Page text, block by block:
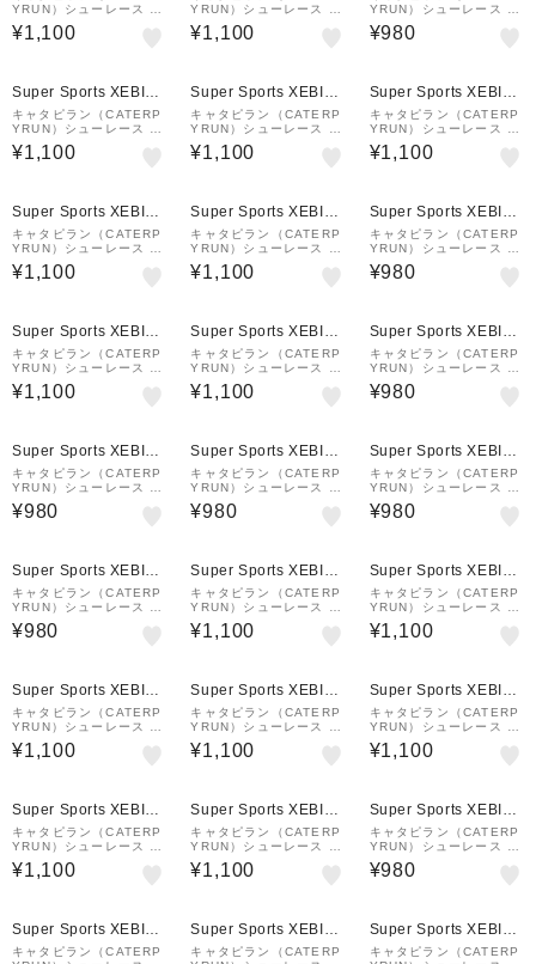
YRUN）シューレース 靴
ひも マジックレース 2.0
95cm ネイビー M2-95-
¥1,100
YRUN）シューレース 靴
ひも マジックレース 2.0
110cm ネイビー M2-11
¥1,100
YRUN）シューレース 靴
ひも エアキャタピーRF5
5cm CAR55-7RSW
¥980
Super Sports XEBIO
&mall店
キャタピラン（CATERP
YRUN）シューレース 靴
ひも マジックレース2.0
135cm ドットブラック
¥1,100
Super Sports XEBIO
&mall店
キャタピラン（CATERP
YRUN）シューレース 靴
ひも マジックレース 2.0
95cm ホワイト M2-95-
¥1,100
Super Sports XEBIO
&mall店
キャタピラン（CATERP
YRUN）シューレース 靴
ひも マジックレース 2.0
95cm ドットブラック M
¥1,100
Super Sports XEBIO
&mall店
キャタピラン（CATERP
YRUN）シューレース 靴
ひも マジックレース2.0
135cm ブルー M2-135-
¥1,100
Super Sports XEBIO
&mall店
キャタピラン（CATERP
YRUN）シューレース 靴
ひも マジックレース 2.0
110cm ブルーパターン
¥1,100
Super Sports XEBIO
&mall店
キャタピラン（CATERP
YRUN）シューレース 靴
ひも キャタピー 75cm C
75-7DTIG
¥980
Super Sports XEBIO
&mall店
キャタピラン（CATERP
YRUN）シューレース 靴
ひも マジックレース2.0
135cm グレー M2-135-
¥1,100
Super Sports XEBIO
&mall店
キャタピラン（CATERP
YRUN）シューレース 靴
ひも マジックレース2.0
135cm ネイビー M2-13
¥1,100
Super Sports XEBIO
&mall店
キャタピラン（CATERP
YRUN）シューレース 靴
ひも エアキャタピーRF7
0cm CAR70-7RTB
¥980
Super Sports XEBIO
&mall店
キャタピラン（CATERP
YRUN）シューレース 靴
ひも マジックレース1.0
120cm M1-120-CN
¥980
Super Sports XEBIO
&mall店
キャタピラン（CATERP
YRUN）シューレース 靴
ひも マジックレース1.0
120cm M1-120-TB
¥980
Super Sports XEBIO
&mall店
キャタピラン（CATERP
YRUN）シューレース 靴
ひも キャタピー 75cm C
75-7SR
¥980
Super Sports XEBIO
&mall店
キャタピラン（CATERP
YRUN）シューレース 靴
ひも エアキャタピー70c
m CAR70-7PSP
¥980
Super Sports XEBIO
&mall店
キャタピラン（CATERP
YRUN）シューレース 靴
ひも マジックレース2.0
135cm シーグリーン M2
¥1,100
Super Sports XEBIO
&mall店
キャタピラン（CATERP
YRUN）シューレース 靴
ひも マジックレース2.0
135cm ホワイト M2-13
¥1,100
Super Sports XEBIO
&mall店
キャタピラン（CATERP
YRUN）シューレース 靴
ひも マジックレース 2.0
110cm グリーンパター
¥1,100
Super Sports XEBIO
&mall店
キャタピラン（CATERP
YRUN）シューレース 靴
ひも マジックレース 2.0
110cm レッド M2-110-
¥1,100
Super Sports XEBIO
&mall店
キャタピラン（CATERP
YRUN）シューレース 靴
ひも マジックレース 2.0
95cm レッド M2-95-RE
¥1,100
Super Sports XEBIO
&mall店
キャタピラン（CATERP
YRUN）シューレース 靴
ひも マジックレース 2.0
110cm パープル M2-11
¥1,100
Super Sports XEBIO
&mall店
キャタピラン（CATERP
YRUN）シューレース 靴
ひも マジックレース 2.0
110cm ホワイト M2-11
¥1,100
Super Sports XEBIO
&mall店
キャタピラン（CATERP
YRUN）シューレース 靴
ひも キャタピーRF75cm
C75-7RJB
¥980
Super Sports XEBIO
&mall店
キャタピラン（CATERP
Super Sports XEBIO
&mall店
キャタピラン（CATERP
Super Sports XEBIO
&mall店
キャタピラン（CATERP